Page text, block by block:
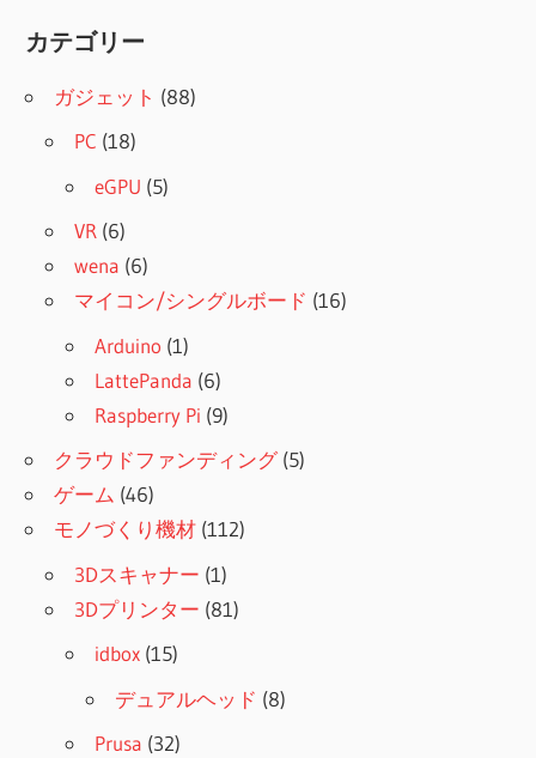
カテゴリー
ガジェット (88)
PC (18)
eGPU (5)
VR (6)
wena (6)
マイコン/シングルボード (16)
Arduino (1)
LattePanda (6)
Raspberry Pi (9)
クラウドファンディング(5)
ゲーム (46)
モノづくり機材 (112)
3Dスキャナー (1)
3Dプリンター (81)
idbox (15)
デュアルヘッド (8)
Prusa (32)